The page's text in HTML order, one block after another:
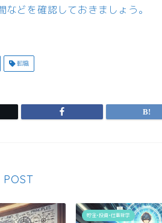
などを確認しておきましょう。
転職
POST
貯金•投資•仕事哲学